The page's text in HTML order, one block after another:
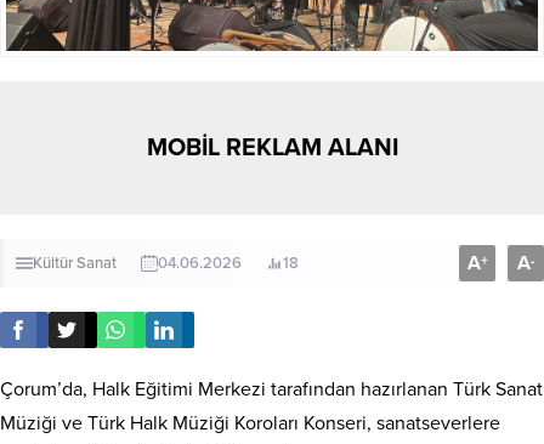
MOBİL REKLAM ALANI
Kültür Sanat 04.06.2026 18 A+ A-
Çorum’da, Halk Eğitimi Merkezi tarafından hazırlanan Türk Sanat
Müziği ve Türk Halk Müziği Koroları Konseri, sanatseverlere